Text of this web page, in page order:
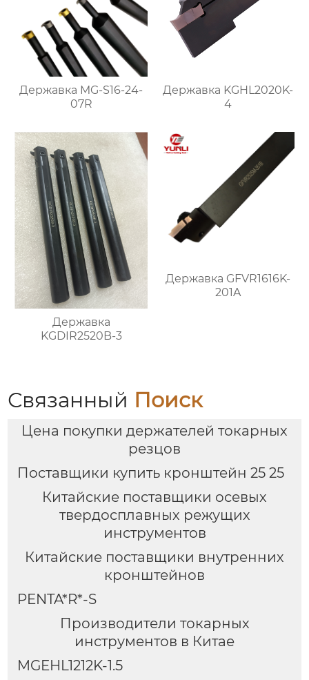
Державка MG-S16-24-
07R
Державка KGHL2020K-
4
Державка
KGDIR2520B-3
Державка GFVR1616K-
201A
Связанный Поиск
Цена покупки держателей токарных
резцов
Поставщики купить кронштейн 25 25
Китайские поставщики осевых
твердосплавных режущих
инструментов
Китайские поставщики внутренних
кронштейнов
PENTA*R*-S
Производители токарных
инструментов в Китае
MGEHL1212K-1.5